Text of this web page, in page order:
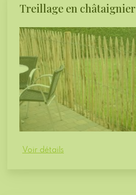
Treillage en châtaignier
Voir détails